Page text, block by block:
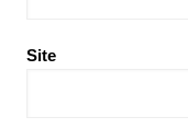
Site